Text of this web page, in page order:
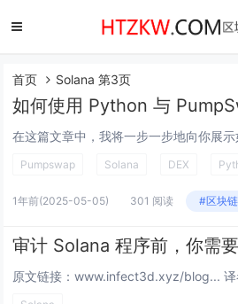
首页 Solana 第3页
Pumpswap Solana DEX
1年前(2025-05-05) 301 阅读 #区块链
审计 Solana 程序前，你需